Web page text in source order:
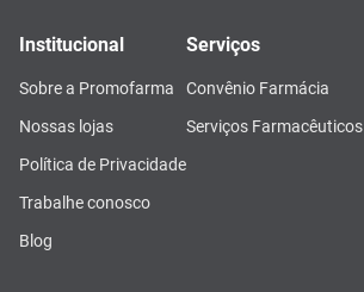
Institucional
Sobre a Promofarma
Nossas lojas
Política de Privacidade
Trabalhe conosco
Blog
Serviços
Convênio Farmácia
Serviços Farmacêuticos